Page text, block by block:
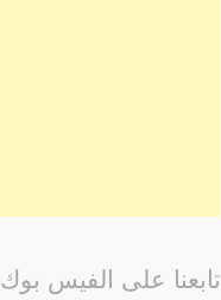
تابعنا على الفيس بوك